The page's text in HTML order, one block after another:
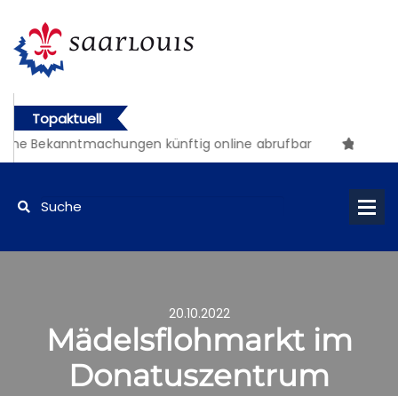
Topaktuell
Bekanntmachungen künftig online abrufbar
20.10.2022
Mädelsflohmarkt im
Donatuszentrum